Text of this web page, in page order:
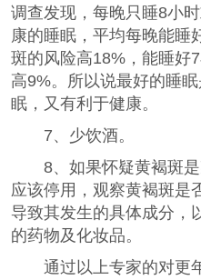
调查发现，每晚只睡8小
康的睡眠，平均每晚能睡
斑的风险高18%，能睡好
高9%。所以说最好的睡
眠，又有利于健康。
7、少饮酒。
8、如果怀疑黄褐斑是
应该停用，观察黄褐斑是
导致其发生的具体成分，
的药物及化妆品。
通过以上专家的对更